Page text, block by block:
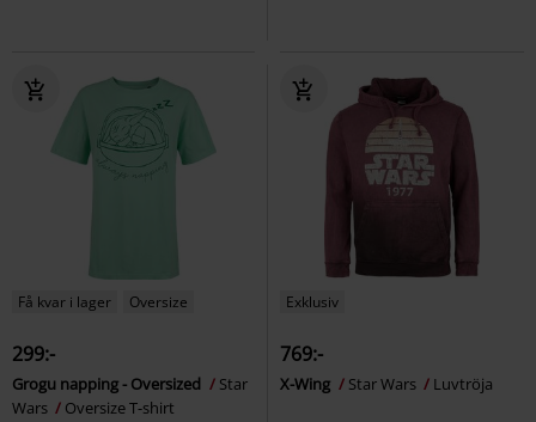
Få kvar i lager Oversize
299:-
Grogu napping - Oversized
Star
Wars
Oversize T-shirt
Exklusiv
769:-
X-Wing Star Wars Luvtröja